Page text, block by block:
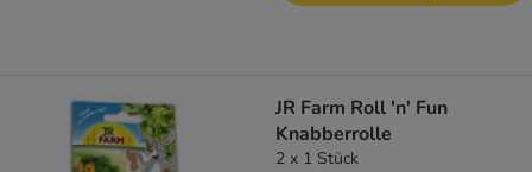
JR Farm Roll 'n' Fun
Knabberrolle
2 x 1 Stück